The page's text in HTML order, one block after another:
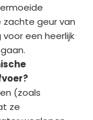
geur van
een heerlijk
(zoals
ze